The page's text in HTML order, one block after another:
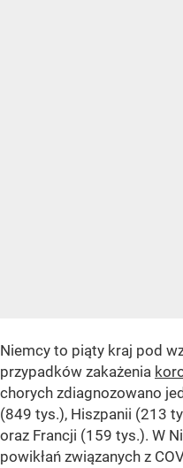
Niemcy to piąty kraj pod
przypadków zakażenia
chorych zdiagnozowano
(849 tys.), Hiszpanii (213
oraz Francji (159 tys.). W
powikłań związanych z